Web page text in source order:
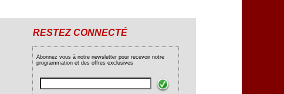
RESTEZ CONNECTÉ
Abonnez vous à notre newsletter pour recevoir notre
programmation et des offres exclusives